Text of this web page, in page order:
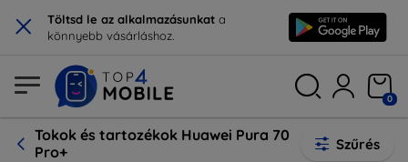
× Töltsd le az alkalmazásunkat a
könnyebb vásárláshoz.
0
Tokok és tartozékok Huawei Pura 70
Pro+
Szűrés